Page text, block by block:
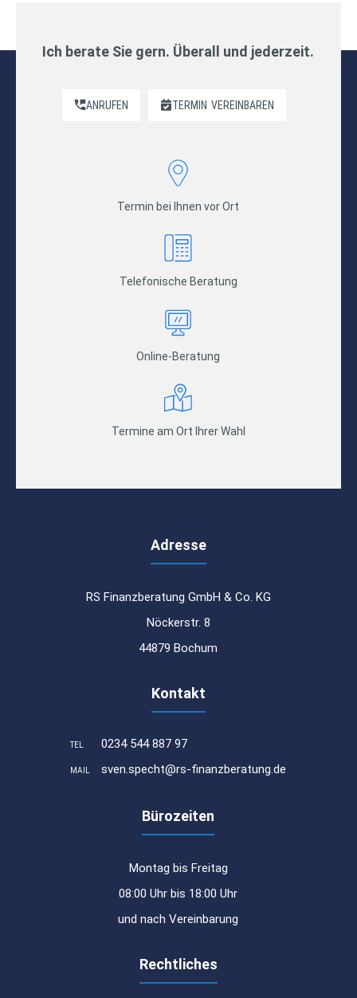
Ich berate Sie gern. Überall und jederzeit.
ANRUFEN TERMIN VEREINBAREN
Termin bei Ihnen vor Ort
Telefonische Beratung
Online-Beratung
Termine am Ort Ihrer Wahl
Adresse
RS Finanzberatung GmbH & Co. KG
Nöckerstr. 8
44879 Bochum
Kontakt
TEL 0234 544 887 97
MAIL sven.specht@rs-finanzberatung.de
Bürozeiten
Montag bis Freitag
08:00 Uhr bis 18:00 Uhr
und nach Vereinbarung
Rechtliches